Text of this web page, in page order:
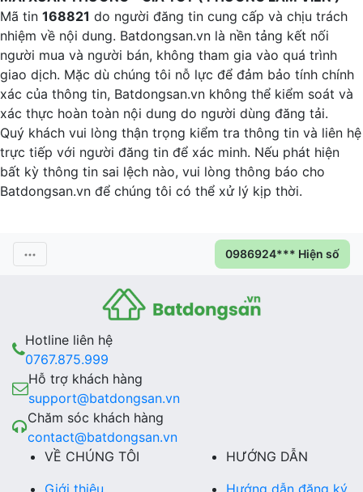
Mã tin 168821 do người đăng tin cung cấp và chịu trách
nhiệm về nội dung. Batdongsan.vn là nền tảng kết nối
người mua và người bán, không tham gia vào quá trình
giao dịch. Mặc dù chúng tôi nỗ lực để đảm bảo tính chính
xác của thông tin, Batdongsan.vn không thể kiểm soát và
xác thực hoàn toàn nội dung do người dùng đăng tải.
Quý khách vui lòng thận trọng kiểm tra thông tin và liên hệ
trực tiếp với người đăng tin để xác minh. Nếu phát hiện
bất kỳ thông tin sai lệch nào, vui lòng thông báo cho
Batdongsan.vn để chúng tôi có thể xử lý kịp thời.
0986924*** Hiện số
Hotline liên hệ
0767.875.999
Hỗ trợ khách hàng
support@batdongsan.vn
Chăm sóc khách hàng
contact@batdongsan.vn
VỀ CHÚNG TÔI
HƯỚNG DẪN